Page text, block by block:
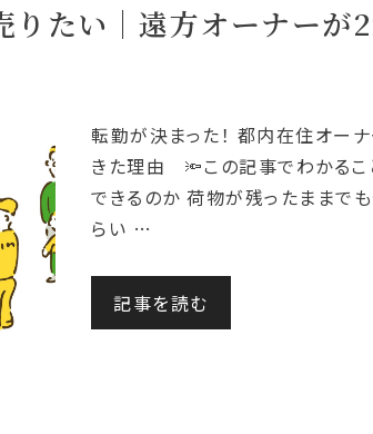
りたい｜遠方オーナーが
転勤が決まった！ 都内在住オー
きた理由 🔦この記事でわかる
できるのか 荷物が残ったままで
らい …
記事を読む